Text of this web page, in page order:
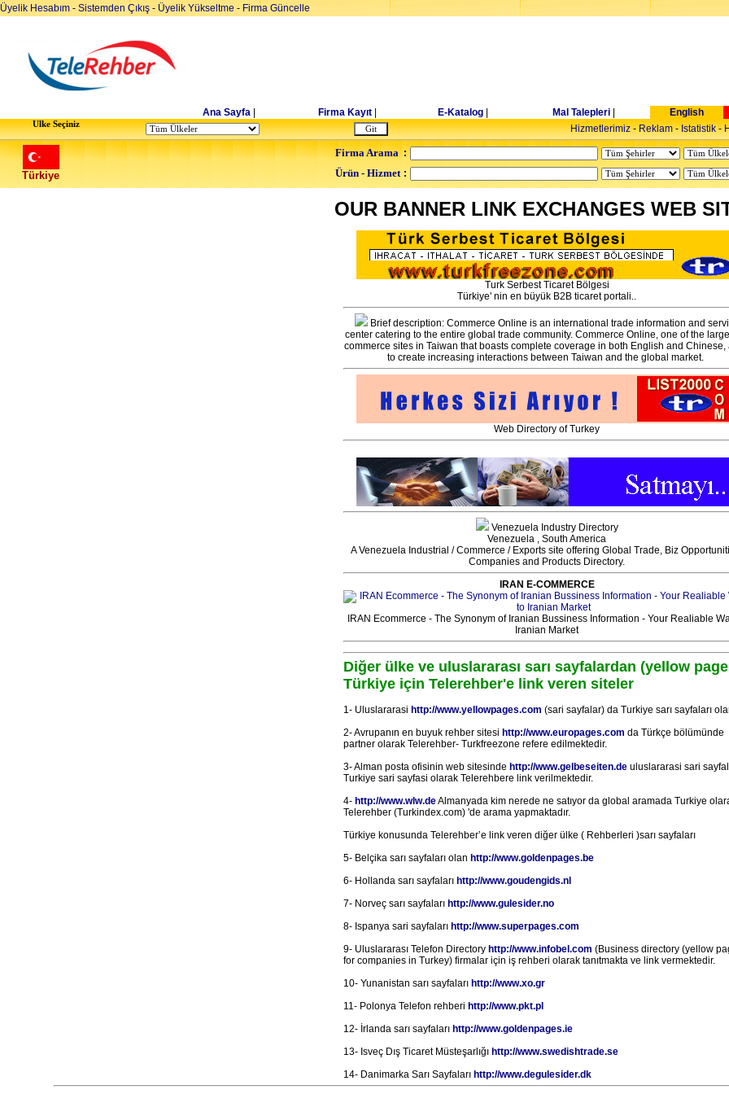
Üyelik Hesabım - Sistemden Çıkış - Üyelik Yükseltme - Firma Güncelle
Ana Sayfa Firma Kayıt E-Katalog Mal Talepleri| English
Ulke Seçiniz Hizmetlerimiz-Reklam-Istatistik-
Türkiye
Firma Arama :
Ürün - Hizmet :
OUR BANNER LINK EXCHANGES WEB
Turk Serbest Ticaret Bölgesi
Türkiye' nin en büyük B2B ticaret portali..
Brief description: Commerce Online is an international trade information and
center catering to the entire global trade community. Commerce Online, one of the
commerce sites in Taiwan that boasts complete coverage in both English and Chinese,
to create increasing interactions between Taiwan and the global market.
Web Directory of Turkey
Venezuela Industry Directory
Venezuela , South America
A Venezuela Industrial / Commerce / Exports site offering Global Trade, Biz
Companies and Products Directory.
IRAN E-COMMERCE
IRAN Ecommerce - The Synonym of Iranian Bussiness Information - Your Realiable
Iranian Market
Diğer ülke ve uluslararası sarı sayfalardan (yellow
Türkiye için Telerehber'e link veren siteler
1- Uluslararasi http://www.yellowpages.com (sari sayfalar) da Turkiye sarı sayfaları
2- Avrupanın en buyuk rehber sitesi http://www.europages.com da Türkçe bölümünde
partner olarak Telerehber- Turkfreezone refere edilmektedir.
3- Alman posta ofisinin web sitesinde http://www.gelbeseiten.de uluslararasi sari
Turkiye sari sayfasi olarak Telerehbere link verilmektedir.
4- http://www.wlw.deAlmanyada kim nerede ne satıyor da global aramada Turkiye
Telerehber (Turkindex.com) 'de arama yapmaktadır.
Türkiye konusunda Telerehber’e link veren diğer ülke ( Rehberleri )sarı sayfaları
5- Belçika sarı sayfaları olan http://www.goldenpages.be
6- Hollanda sarı sayfaları http://www.goudengids.nl
7- Norveç sarı sayfaları http://www.gulesider.no
8- Ispanya sari sayfaları http://www.superpages.com
9- Uluslararası Telefon Directory http://www.infobel.com (Business directory (yellow
for companies in Turkey) firmalar için iş rehberi olarak tanıtmakta ve link vermektedir.
10- Yunanistan sarı sayfaları http://www.xo.gr
11- Polonya Telefon rehberi http://www.pkt.pl
12- İrlanda sarı sayfaları http://www.goldenpages.ie
13- Isveç Dış Ticaret Müsteşarlığı http://www.swedishtrade.se
14- Danimarka Sarı Sayfaları http://www.degulesider.dk